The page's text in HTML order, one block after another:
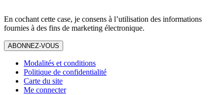
En cochant cette case, je consens à l’utilisation des informations
fournies à des fins de marketing électronique.
ABONNEZ-VOUS
Modalités et conditions
Politique de confidentialité
Carte du site
Me connecter